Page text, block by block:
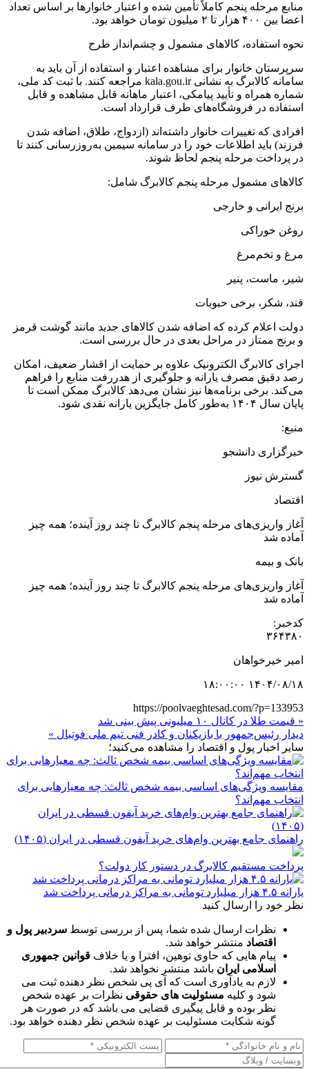
منابع مرحله پنجم کاملاً تأمین شده و اعتبار خانوارها بر اساس تعداد
اعضا بین ۴۰۰ هزار تا ۲ میلیون تومان خواهد بود.
نحوه استفاده، کالاهای مشمول و چشم‌انداز طرح
سرپرستان خانوار برای مشاهده اعتبار و استفاده از آن باید به
سامانه کالابرگ به نشانی kala.gou.ir مراجعه کنند. با ثبت کد ملی،
شماره همراه و تأیید پیامکی، اعتبار ماهانه قابل مشاهده و قابل
استفاده در فروشگاه‌های طرف قرارداد است.
افرادی که تغییرات خانوار داشته‌اند (ازدواج، طلاق، اضافه شدن
فرزند) باید اطلاعات خود را در سامانه سیمین به‌روزرسانی کنند تا
در پرداخت مرحله پنجم لحاظ شوند.
کالاهای مشمول مرحله پنجم کالابرگ شامل:
برنج ایرانی و خارجی
روغن خوراکی
مرغ و تخم‌مرغ
شیر، ماست، پنیر
قند، شکر، برخی حبوبات
دولت اعلام کرده که اضافه شدن کالاهای جدید مانند گوشت قرمز
و برنج ممتاز در مراحل بعدی در حال بررسی است.
اجرای کالابرگ الکترونیک علاوه بر حمایت از اقشار ضعیف، امکان
رصد دقیق مصرف یارانه و جلوگیری از هدررفت منابع را فراهم
می‌کند. برخی برنامه‌ها نیز نشان می‌دهد کالابرگ ممکن است تا
پایان سال ۱۴۰۴ به‌طور کامل جایگزین یارانه نقدی شود.
منبع:
خبرگزاری دانشجو
گسترش نیوز
اقتصاد
آغاز واریزی‌های مرحله پنجم کالابرگ تا چند روز آینده؛ همه چیز
آماده شد
بانک و بیمه
آغاز واریزی‌های مرحله پنجم کالابرگ تا چند روز آینده؛ همه چیز
آماده شد
کدخبر:
۳۶۴۳۸۰
امیر خیرخواهان
۱۴۰۴/۰۸/۱۸ ۱۸:۰۰:۰۰
https://poolvaeghtesad.com/?p=133953
« قیمت طلا در کانال ۱۰ میلیونی پیش بینی شد
دیدار رئیس‌جمهور با بازیکنان و کادر فنی تیم ملی فوتبال »
سایر اخبار پول و اقتصاد را مشاهده می‌کنید؛
مقایسه ویژگی‌های اساسی بیمه شخص ثالث: چه معیارهایی برای
انتخاب مهم‌اند؟
راهنمای جامع بهترین وام‌های خرید آیفون قسطی در ایران (۱۴۰۵)
پرداخت مستقیم کالابرگ در دستور کار دولت؟
یارانه ۴.۵ هزار میلیارد تومانی به مراکز درمانی پرداخت شد
نظر خود را ارسال کنید
نظرات ارسال شده شما، پس از بررسی توسط سردبیر پول و
اقتصاد منتشر خواهد شد.
پیام هایی که حاوی توهین، افترا و یا خلاف قوانین جمهوری
اسلامی ایران باشد منتشر نخواهد شد.
لازم به یادآوری است که آی پی شخص نظر دهنده ثبت می
شود و کلیه مسئولیت های حقوقی نظرات بر عهده شخص
نظر بوده و قابل پیگیری قضایی می باشد که در صورت هر
گونه شکایت مسئولیت بر عهده شخص نظر دهنده خواهد بود.